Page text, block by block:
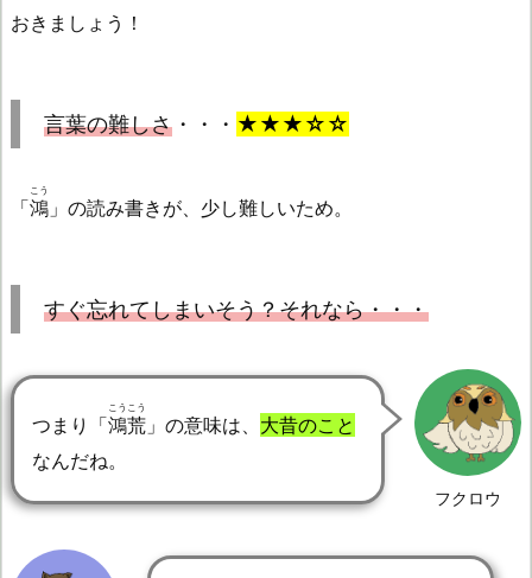
おきましょう！
言葉の難しさ ・・・ ★★★☆☆
「鴻
こう
」の読み書きが、少し難しいため。
すぐ忘れてしまいそう？それなら・・・
フクロウ
つまり「鴻荒
こうこう
」の意味は、 大昔のこと
なんだね。